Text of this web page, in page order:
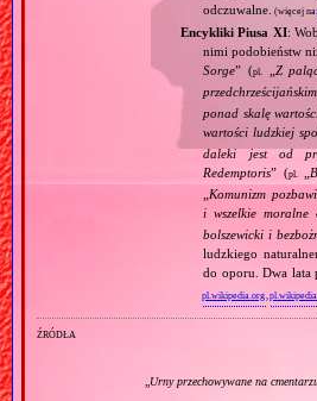
odczuwalne. (więcej
Encykliki Piusa XI:
nimi podobieństw
Sorge” (pl. Z
ponad skalę
wartości ludzkiej
daleki jest od
Redemptoris” (pl.
Komunizm
i wszelkie moralne
bolszewicki i
ludzkiego
do oporu. Dwa lata
pl.wikipedia.org,
źródła
Urny przechowywane na